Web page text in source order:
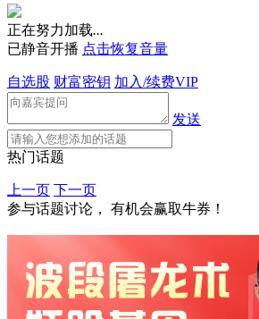
正在努力加载...
已静音开播 点击恢复音量
自选股 财富密钥 加入/续费VIP
发送
热门话题
上一页 下一页
参与话题讨论， 有机会赢取牛券！